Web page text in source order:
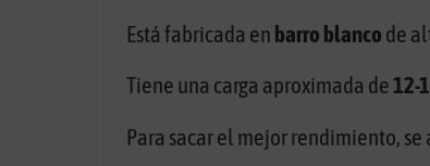
Está fabricada en barro blanco de
Tiene una carga aproximada de 12-
Para sacar el mejor rendimiento,